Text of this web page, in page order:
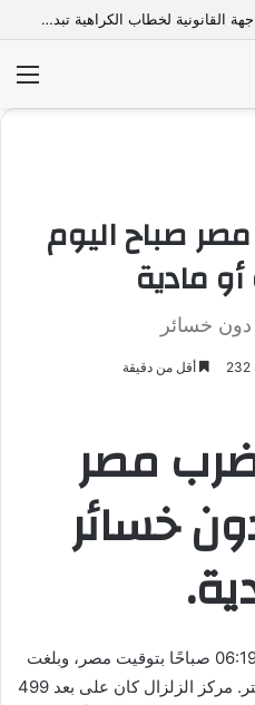
مصطفى الحداد المحامى: المواجهة القانونية لخطاب الكراهية تبدأ بتشريع واضح ووعي مجتمعي
صباح اليوم
مادية
خسائر
232 أقل من دقيقة
مصر
خسائر
الزلزال وقع في تمام الساعة 06:19:38 صباحًا بتوقيت مصر، وبلغت
قوته 6.24 درجة على مقياس ريختر. مركز الزلزال كان على بعد 499